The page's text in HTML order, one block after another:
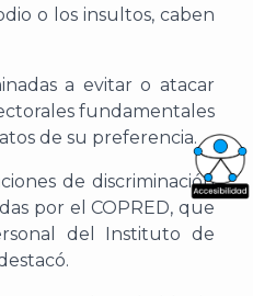
o los insultos, caben
a evitar o atacar
fundamentales
de su preferencia.
de discriminación
por el COPRED, que
del Instituto de